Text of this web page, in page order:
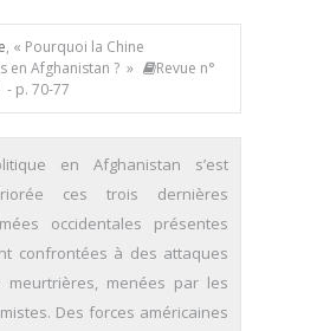
, « Pourquoi la Chine
en Afghanistan ? »
Revue n°
- p. 70-77
en Afghanistan s’est
ces trois dernières
occidentales présentes
confrontées à des attaques
menées par les
Des forces américaines